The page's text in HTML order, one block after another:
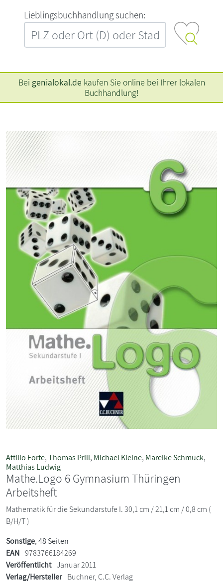
L‍i‍e‍b‍l‍i‍n‍g‍s‍b‍u‍c‍h‍h‍a‍n‍d‍l‍u‍n‍g‍ ‍s‍u‍c‍h‍e‍n‍:‍
Bei genialokal.de kaufen Sie online bei Ihrer lokalen
Buchhandlung!
Attilio Forte,Thomas Prill, Michael Kleine, Mareike Schmück,
Matthias Ludwig
Mathe.Logo 6 Gymnasium Thüringen
Arbeitsheft
Mathematik für die Sekundarstufe I. 30,1 cm / 21,1 cm / 0,8 cm (
B/H/T )
Sonstige, 48 Seiten
EAN 9783766184269
Veröffentlicht Januar 2011
Verlag/Hersteller Buchner, C.C. Verlag